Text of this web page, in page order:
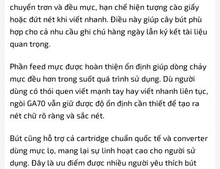
chuyển trơn và đều mực, hạn chế hiện tượng cào giấy
hoặc đứt nét khi viết nhanh. Điều này giúp cây bút phù
hợp cho cả nhu cầu ghi chú hàng ngày lẫn ký kết tài liệu
quan trọng.
Phần feed mực được hoàn thiện ổn định giúp dòng chảy
mực đều hơn trong suốt quá trình sử dụng. Dù người
dùng có thói quen viết mạnh tay hay viết nhanh liên tục,
ngòi GA70 vẫn giữ được độ ổn định cần thiết để tạo ra
nét chữ rõ ràng và sắc nét.
Bút cũng hỗ trợ cả cartridge chuẩn quốc tế và converter
dùng mực lọ, mang lại sự linh hoạt cao cho người sử
dụng. Đây là ưu điểm được nhiều người yêu thích bút